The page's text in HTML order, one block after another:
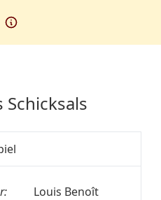
Schicksals
Louis Benoît